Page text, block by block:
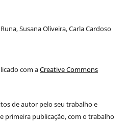
Susana Oliveira, Carla Cardoso
com aCreative Commons
de autor pelo seu trabalho e
primeira publicação, com o trabalho